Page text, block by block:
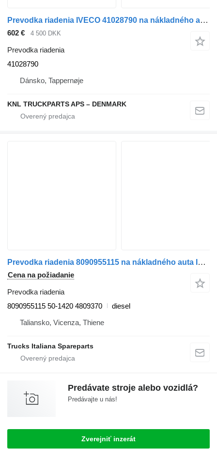
Prevodka riadenia IVECO 41028790 na nákladného auta
602 € 4 500 DKK
Prevodka riadenia
41028790
Dánsko, Tappernøje
KNL TRUCKPARTS APS – DENMARK
Prevodka riadenia 8090955115 na nákladného auta IVECO EUROCARGO 1994>2000
Cena na požiadanie
Prevodka riadenia
8090955115 50-1420 4809370
diesel
Taliansko, Vicenza, Thiene
Trucks Italiana Spareparts
Predávate stroje alebo vozidlá?
Predávajte u nás!
Zverejniť inzerát